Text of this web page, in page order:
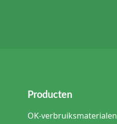
Producten
OK-verbruiksmaterialen